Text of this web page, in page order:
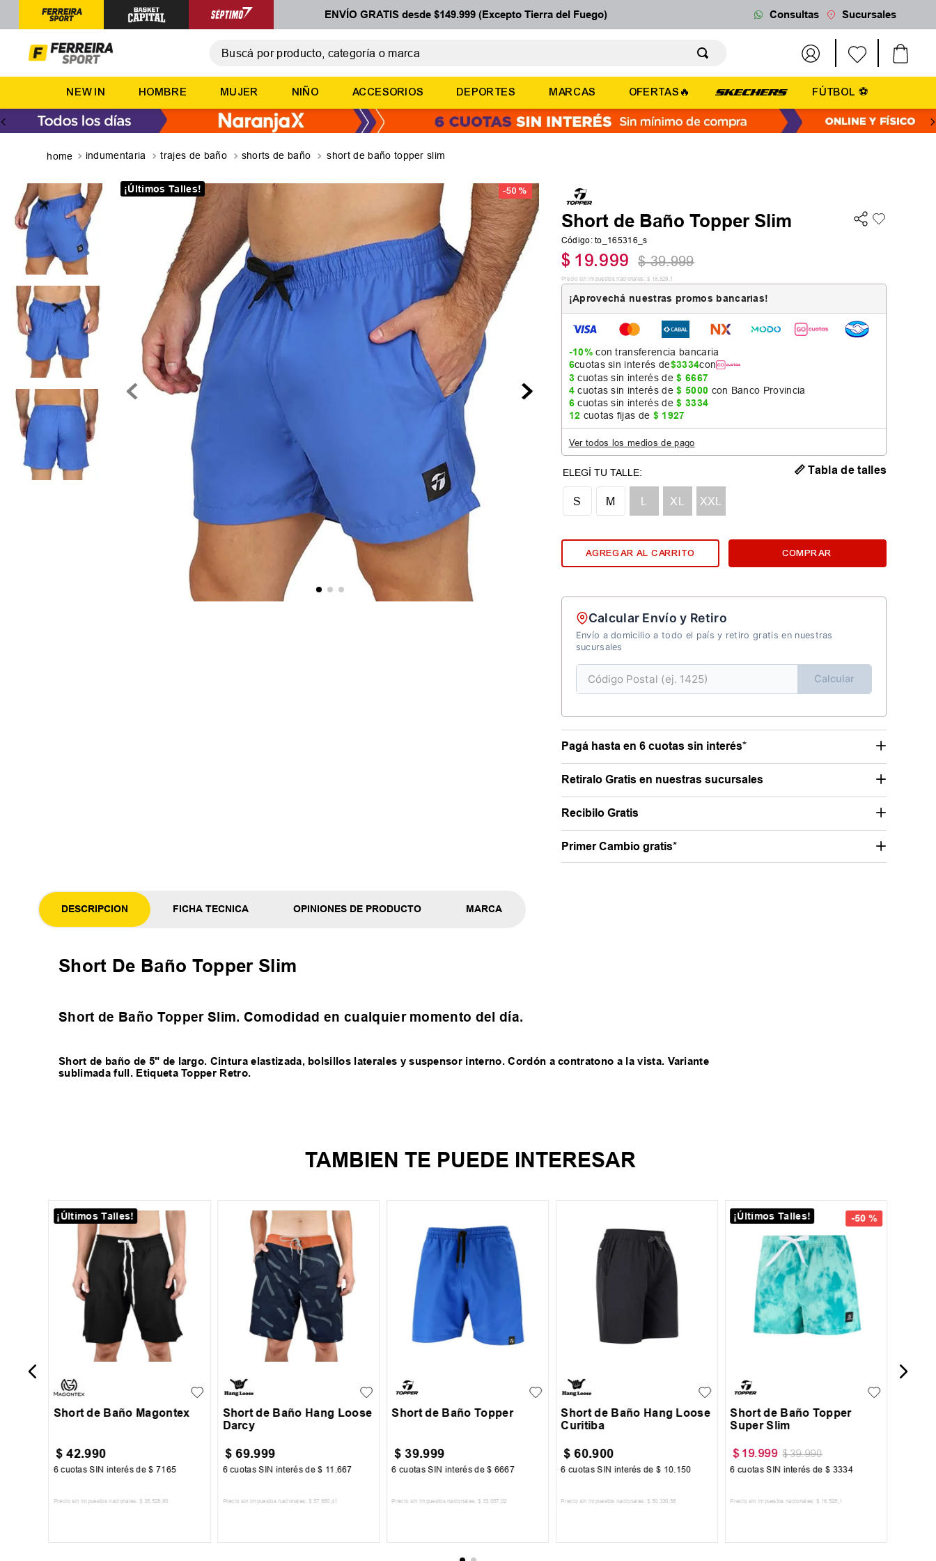
ENVÍO GRATIS desde $149.999 (Excepto Tierra del Fuego) Consultas Sucursales
NEW IN HOMBRE MUJER NIÑO ACCESORIOS DEPORTES MARCAS OFERTAS🔥 FÚTBOL ⚽
indumentaria trajes de baño shorts de baño short de baño topper slim
¡Últimos Talles! -50 %
Short de Baño Topper Slim
Código:to_165316_s
$ 19.999 $ 39.999
Precio sin impuestos nacionales: $ 16.528 ,1
¡Aprovechá nuestras promos bancarias!
-10%con transferencia bancaria
6cuotas sin interés de$3334con
3cuotas sin interés de$ 6667
4cuotas sin interés de$ 5000 con Banco Provincia
6cuotas sin interés de$ 3334
12 cuotas fijas de $ 1927
Ver todos los medios de pago
S L
M XL XXL
📏 Tabla de talles
AGREGAR AL CARRITO COMPRAR
Calcular Envío y Retiro
Envío a domicilio a todo el país y retiro gratis en nuestras
sucursales
Calcular
Pagá hasta en 6 cuotas sin interés*
Retiralo Gratis en nuestras sucursales
Recibilo Gratis
Primer Cambio gratis*
DESCRIPCION FICHA TECNICA OPINIONES DE PRODUCTO MARCA
Short De Baño Topper Slim
Short de Baño Topper Slim. Comodidad en cualquier momento del día.
Short de baño de 5" de largo. Cintura elastizada, bolsillos laterales y suspensor interno. Cordón a contratono a la vista. Variante
sublimada full. Etiqueta Topper Retro.
TAMBIEN TE PUEDE INTERESAR
¡Últimos Talles!
L
M XL XXL
Short de Baño Magontex
$ 42.990
6 cuotas SIN interés de$ 7165
Precio sin impuestos nacionales: $ 35 528 ,93
L
M XL XXL
Short de Baño Hang Loose
Darcy
$ 69.999
6 cuotas SIN interés de$ 11 .667
Precio sin impuestos nacionales: $ 57 850 ,41
Short de Baño Topper
$ 39.999
6 cuotas SIN interés de$ 6667
Precio sin impuestos nacionales: $ 33 057 ,02
Short de Baño Hang Loose
Curitiba
$ 60.900
6 cuotas SIN interés de$ 10.150
Precio sin impuestos nacionales: $ 50 330 ,58
-50 %
¡Últimos Talles!
Short de Baño Topper
Super Slim
$ 19.999 $ 39.990
6 cuotas SIN interés de$ 3334
Precio sin impuestos nacionales: $ 16 528 1
TÉRMINOS MÁS BUSCADOS
2
zapatillas
3.
basquet